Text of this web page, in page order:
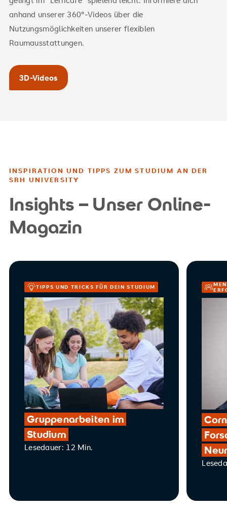
anhand unserer 360°-Videos über die
Nutzungsmöglichkeiten unserer flexiblen
Raumausstattungen.
3D-Videos
INSPIRATION UND TIPPS ZUM STUDIUM AN DER
SRH UNIVERSITY
Insights – Unser Online-
Magazin
TIPPS UND TRICKS FÜR DEIN STUDIUM
Gruppenarbeiten im
Studium
Lesedauer: 12 Min.